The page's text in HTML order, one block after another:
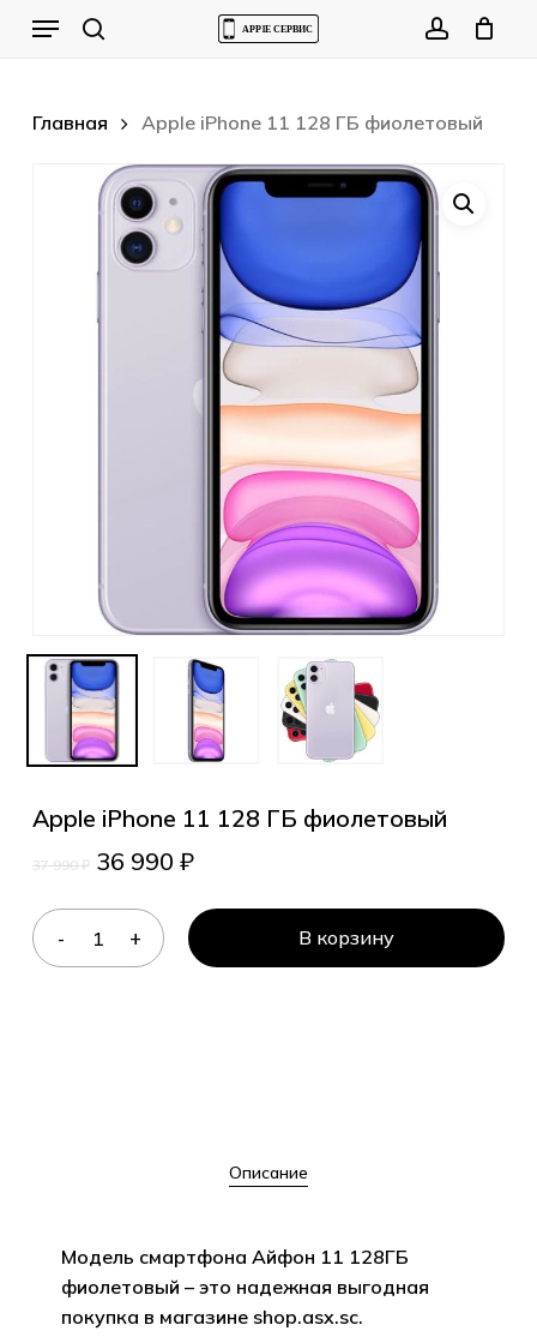
Menu
Главная Apple iPhone 11 128 ГБ фиолетовый
Apple iPhone 11 128 ГБ фиолетовый
37 990₽ 36 990 ₽
В корзину
Описание
Модель смартфона Айфон 11 128ГБ
фиолетовый – это надежная выгодная
покупка в магазине shop.asx.sc.